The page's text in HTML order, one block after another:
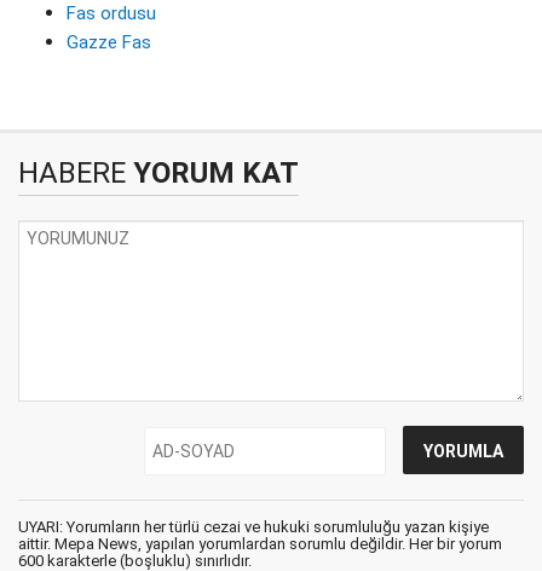
Fas ordusu
Gazze Fas
HABERE YORUM KAT
UYARI: Yorumların her türlü cezai ve hukuki sorumluluğu yazan kişiye
aittir. Mepa News, yapılan yorumlardan sorumlu değildir. Her bir yorum
600 karakterle (boşluklu) sınırlıdır.